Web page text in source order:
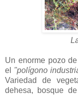
Un enorme pozo
el "polígono
Variedad de
dehesa, bosque